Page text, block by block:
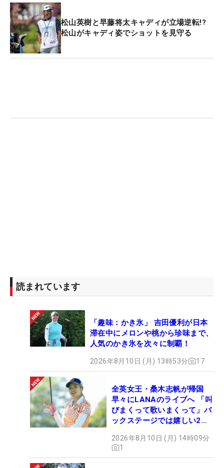
松山英樹と早藤将太キャディが立場逆転!?
松山がキャディ姿でショットを見守る
読まれています
「趣味：かき氷」 吉田優利が日本
滞在中にメロンや桃から珍味まで、
人気のかき氷を次々に制覇！
2026年8月10日 (月) 13時53分 17
全英女王・桑木志帆が帰国
早々にLANAのライブへ 「叫
びまくって歌いまくって」バ
ックステージでは嬉しい2シ
2026年8月10日 (月) 14時09分
1